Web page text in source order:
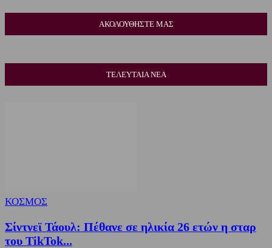
ΑΚΟΛΟΥΘΗΣΤΕ ΜΑΣ
ΤΕΛΕΥΤΑΙΑ ΝΕΑ
ΚΟΣΜΟΣ
Σίντνεϊ Τάουλ: Πέθανε σε ηλικία 26 ετών η σταρ
του TikTok...